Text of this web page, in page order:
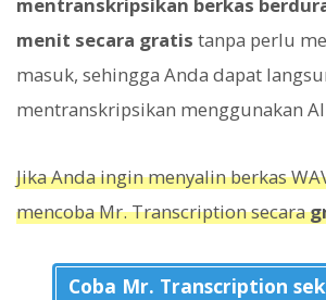
menit secara gratis tanpa perlu
masuk, sehingga Anda dapat
mentranskripsikan menggunakan
Jika Anda ingin menyalin berkas
mencoba Mr. Transcription secara
Coba Mr. Transcription